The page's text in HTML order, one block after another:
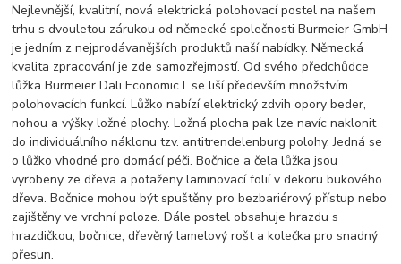
Nejlevnější, kvalitní, nová elektrická polohovací postel na našem
trhu s dvouletou zárukou od německé společnosti Burmeier GmbH
je jedním z nejprodávanějších produktů naší nabídky. Německá
kvalita zpracování je zde samozřejmostí. Od svého předchůdce
lůžka Burmeier Dali Economic I. se liší především množstvím
polohovacích funkcí. Lůžko nabízí elektrický zdvih opory beder,
nohou a výšky ložné plochy. Ložná plocha pak lze navíc naklonit
do individuálního náklonu tzv. antitrendelenburg polohy. Jedná se
o lůžko vhodné pro domácí péči. Bočnice a čela lůžka jsou
vyrobeny ze dřeva a potaženy laminovací folií v dekoru bukového
dřeva. Bočnice mohou být spuštěny pro bezbariérový přístup nebo
zajištěny ve vrchní poloze. Dále postel obsahuje hrazdu s
hrazdičkou, bočnice, dřevěný lamelový rošt a kolečka pro snadný
přesun.